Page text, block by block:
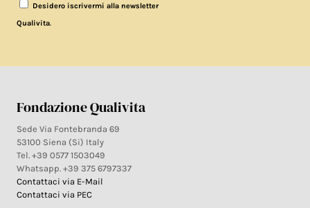
Desidero iscrivermi alla newsletter
Qualivita.
Fondazione Qualivita
Sede Via Fontebranda 69
53100 Siena (Si) Italy
Tel. +39 0577 1503049
Whatsapp. +39 375 6797337
Contattaci via E-Mail
Contattaci via PEC